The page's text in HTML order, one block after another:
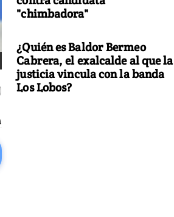
"chimbadora"
¿Quién es Baldor Bermeo
Cabrera, el exalcalde al que la
justicia vincula con la banda
Los Lobos?